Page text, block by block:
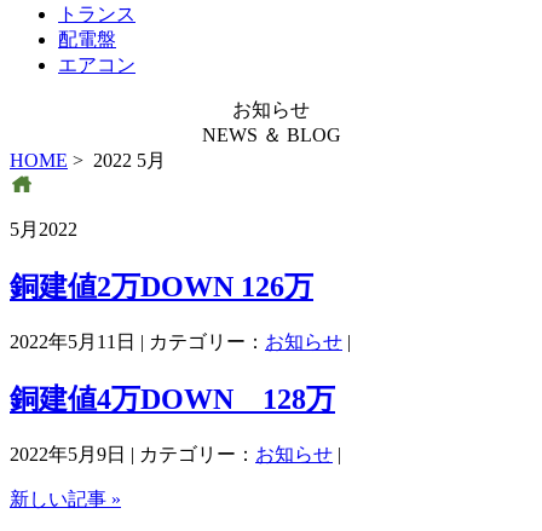
トランス
配電盤
エアコン
お知らせ
NEWS ＆ BLOG
HOME > 2022 5月
5月2022
銅建値2万DOWN 126万
2022年5月11日 | カテゴリー： お知らせ |
銅建値4万DOWN 128万
2022年5月9日 | カテゴリー： お知らせ |
新しい記事 »